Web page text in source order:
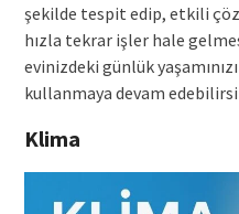
şekilde tespit edip, etkili
hızla tekrar işler hale
evinizdeki günlük
kullanmaya devam
Klima